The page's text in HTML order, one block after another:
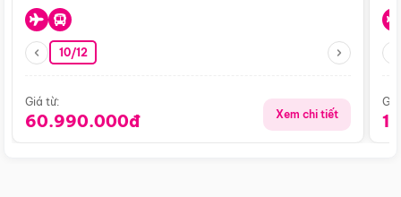
10/12
Giá từ:
60.990.000đ Xem chi tiết